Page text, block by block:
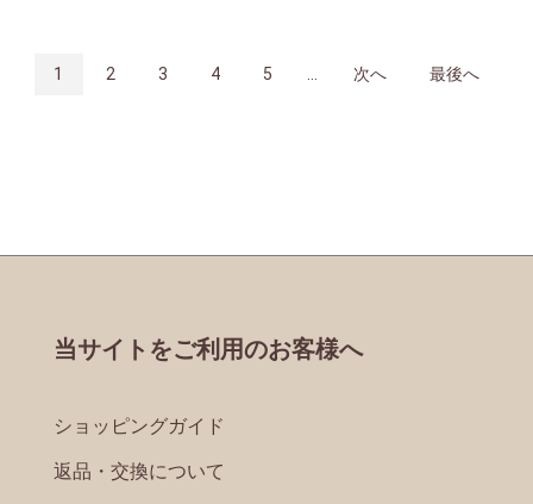
1 2 3 4 5 ... 次へ 最後へ
当サイトをご利用のお客様へ
ショッピングガイド
返品・交換について